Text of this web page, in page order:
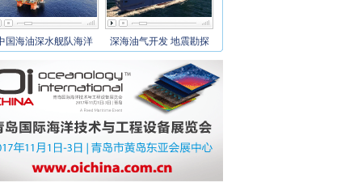
国海油深水舰队海洋 深海油气开发 地震勘探